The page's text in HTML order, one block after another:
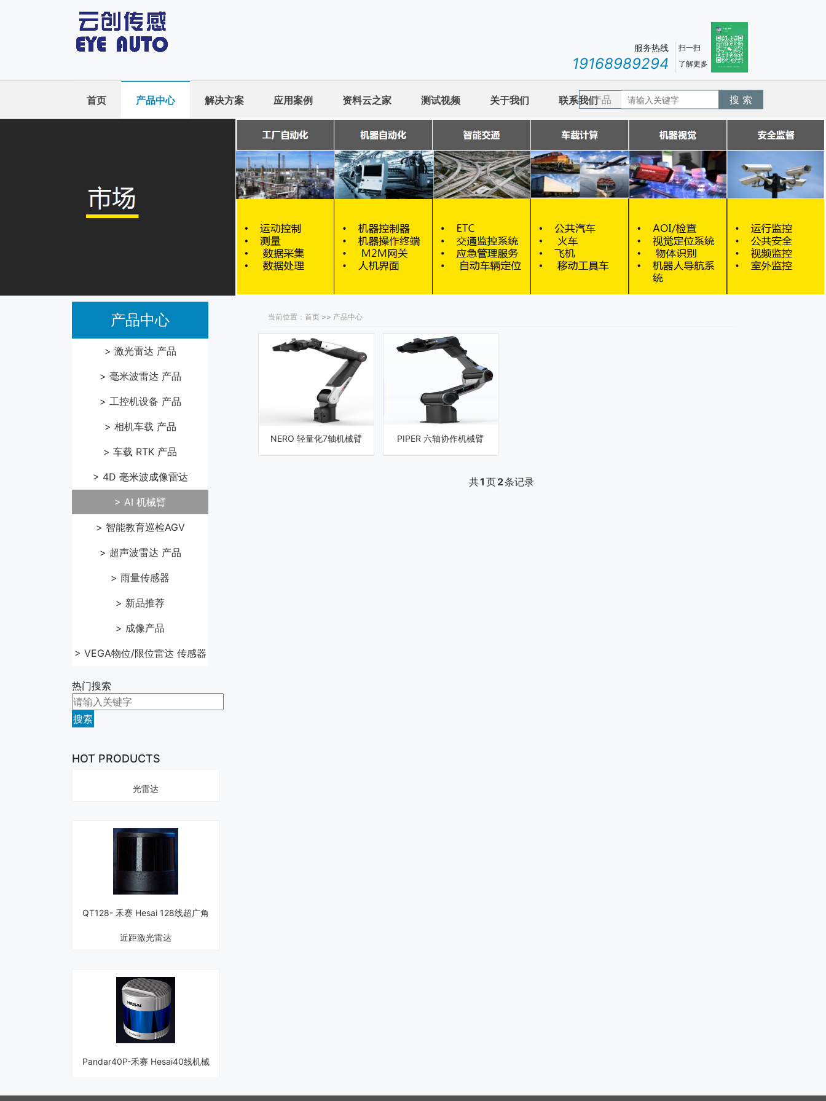
服务热线
19168989294
扫一扫
了解更多
首页 产品中心 解决方案 应用案例 资料云之家 测试视频 关于我们 联系我们产品 搜 索
产品中心
> 激光雷达 产品
> 毫米波雷达 产品
> 工控机设备 产品
> 相机车载 产品
> 车载 RTK 产品
> 4D 毫米波成像雷达
> AI 机械臂
> 智能教育巡检AGV
> 超声波雷达 产品
> 雨量传感器
> 新品推荐
> 成像产品
> VEGA物位/限位雷达 传感器
热门搜索
搜索
HOT PRODUCTS
QT128- 禾赛 Hesai 128线超广角
Pandar40P-禾赛 Hesai40线机械
当前位置：首页 >> 产品中心
NERO 轻量化7轴机械臂 PIPER 六轴协作机械臂
共1 页2条记录